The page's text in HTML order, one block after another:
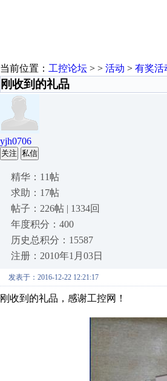
当前位置： 工控论坛 > > 活动 > 有奖活
刚收到的礼品
yjh0706
关注 私信
精华：11帖
求助：17帖
帖子：226帖 | 1334回
年度积分：400
历史总积分：15587
注册：2010年1月03日
发表于：2016-12-22 12:21:17
刚收到的礼品，感谢工控网！